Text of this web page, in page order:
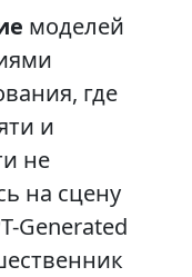
моделей
где
и
не
на сцену
Generated